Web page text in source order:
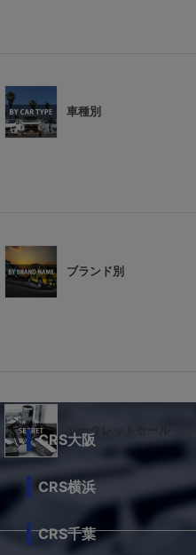
車種別
ブランド別
シークレットセール
CRS大阪
CRS横浜
CRS千葉